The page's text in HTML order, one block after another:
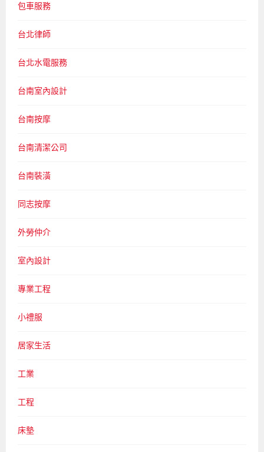
包車服務
台北律師
台北水電服務
台南室內設計
台南按摩
台南清潔公司
台南裝潢
同志按摩
外勞仲介
室內設計
專業工程
小禮服
居家生活
工業
工程
床墊